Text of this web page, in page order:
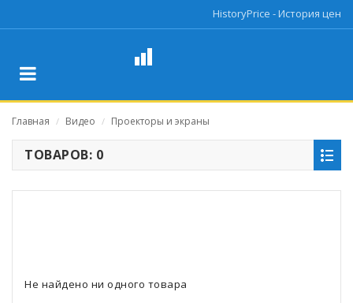
HistoryPrice - История цен
Главная / Видео / Проекторы и экраны
ТОВАРОВ: 0
Не найдено ни одного товара